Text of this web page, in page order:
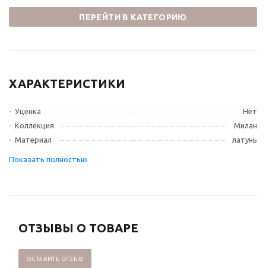
ПЕРЕЙТИ В КАТЕГОРИЮ
ХАРАКТЕРИСТИКИ
Уценка
Нет
Коллекция
Милан
Материал
латунь
ОТЗЫВЫ О ТОВАРЕ
ОСТАВИТЬ ОТЗЫВ